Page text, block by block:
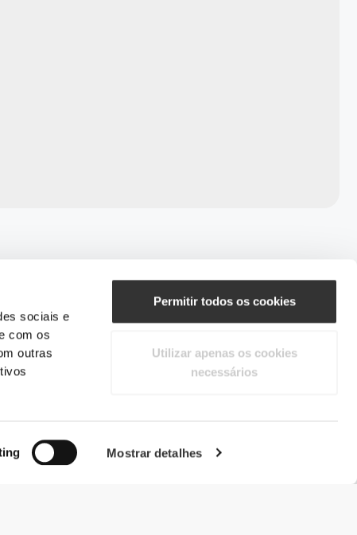
sociais e
com os
outras
Mostrar detalhes
Permitir todos os cookies
Utilizar apenas os cookies
necessários